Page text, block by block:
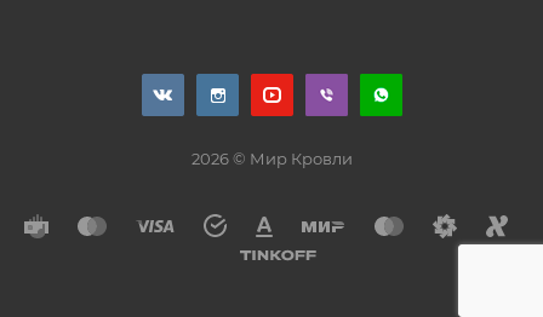
2026 © Мир Кровли